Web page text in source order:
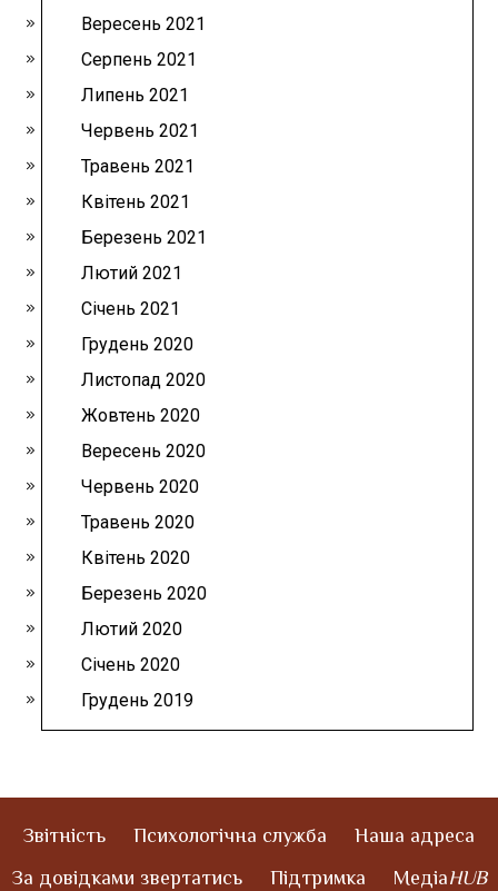
Вересень 2021
Серпень 2021
Липень 2021
Червень 2021
Травень 2021
Квітень 2021
Березень 2021
Лютий 2021
Січень 2021
Грудень 2020
Листопад 2020
Жовтень 2020
Вересень 2020
Червень 2020
Травень 2020
Квітень 2020
Березень 2020
Лютий 2020
Січень 2020
Грудень 2019
Звітність Психологічна служба
Наша адреса
За довідками звертатись
Підтримка МедіаHUB